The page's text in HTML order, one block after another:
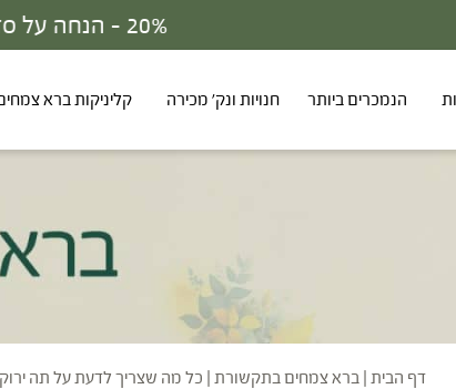
הנמכרים ביותר חנויות ונק' מכירה קליניקות ברא
דף הבית | ברא צמחים בתקשורת | כל מה שצריך לדעת על תה